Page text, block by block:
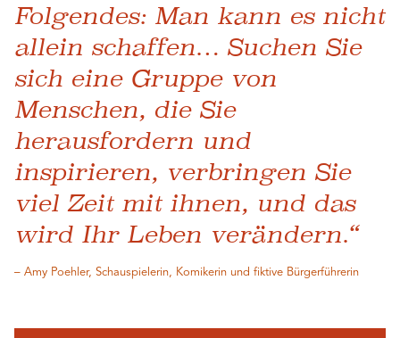
Folgendes: Man kann es nicht
allein schaffen… Suchen Sie
sich eine Gruppe von
Menschen, die Sie
herausfordern und
inspirieren, verbringen Sie
viel Zeit mit ihnen, und das
wird Ihr Leben verändern.“
– Amy Poehler, Schauspielerin, Komikerin und fiktive Bürgerführerin